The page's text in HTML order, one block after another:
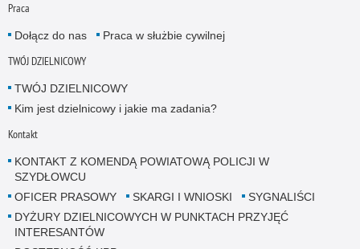
Praca
Dołącz do nas Praca w służbie cywilnej
TWÓJ DZIELNICOWY
TWÓJ DZIELNICOWY
Kim jest dzielnicowy i jakie ma zadania?
Kontakt
KONTAKT Z KOMENDĄ POWIATOWĄ POLICJI W
SZYDŁOWCU
OFICER PRASOWY
SKARGI I WNIOSKI
SYGNALIŚCI
DYŻURY DZIELNICOWYCH W PUNKTACH PRZYJĘĆ
INTERESANTÓW